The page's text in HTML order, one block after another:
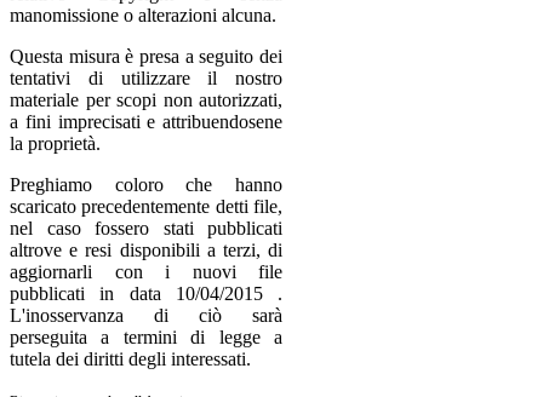
manomissione o alterazioni alcuna.
Questa misura è presa a seguito dei
tentativi di utilizzare il nostro
materiale per scopi non autorizzati,
a fini imprecisati e attribuendosene
la proprietà.
Preghiamo coloro che hanno
scaricato precedentemente detti file,
nel caso fossero stati pubblicati
altrove e resi disponibili a terzi, di
aggiornarli con i nuovi file
pubblicati in data 10/04/2015 .
L'inosservanza di ciò sarà
perseguita a termini di legge a
tutela dei diritti degli interessati.